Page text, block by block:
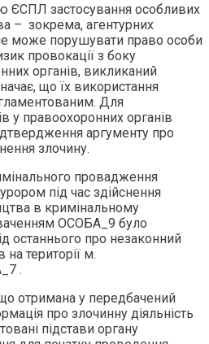
ЄСПЛ застосування особливих
– зокрема, агентурних
може порушувати право особи
провокації з боку
органів, викликаний
що їх використання
Для
у правоохоронних органів
аргументу про
злочину.
провадження
під час здійснення
в кримінальному
ОСОБА_9 було
останнього про незаконний
на території м.
.
отримана у передбачений
про злочинну діяльність
підстави органу